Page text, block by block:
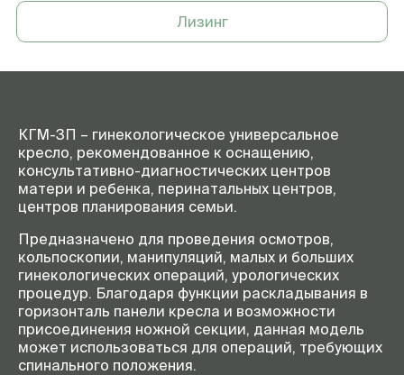
Напряжение питания кресла 220 В, 50 Гц
Лизинг
КГМ-3П – гинекологическое универсальное
кресло, рекомендованное к оснащению,
консультативно-диагностических центров
матери и ребенка, перинатальных центров,
центров планирования семьи.
Предназначено для проведения осмотров,
кольпоскопии, манипуляций, малых и больших
гинекологических операций, урологических
процедур. Благодаря функции раскладывания в
горизонталь панели кресла и возможности
присоединения ножной секции, данная модель
может использоваться для операций, требующих
спинального положения.